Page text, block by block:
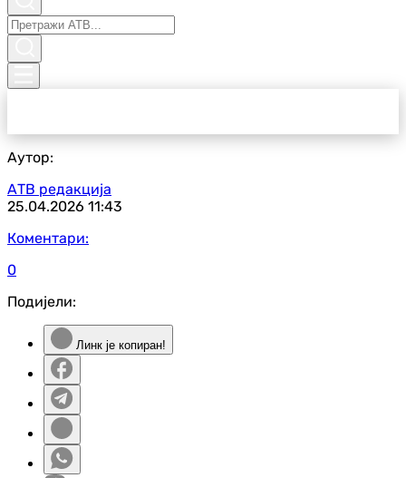
Аутор:
АТВ редакција
25.04.2026 11:43
Коментари:
0
Подијели:
Линк је копиран!